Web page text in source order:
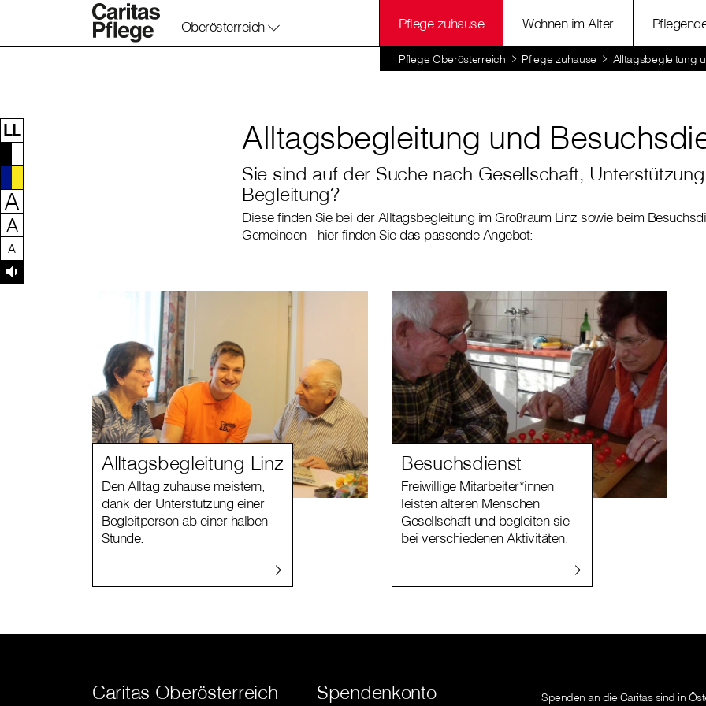
Zum Inhalt dieser Seite
Zur Navigation
Zum Footer dieser Seite
Oberösterreich Pflege zuhause Wohnen im Alter
Pflege Oberösterreich Pflege zuhause Alltagsbegleitung
LL
A
A
A
Alltagsbegleitung und
Sie sind auf der Suche nach Gesellschaft,
Begleitung?
Diese finden Sie bei der Alltagsbegleitung im Großraum Linz sowie beim
Gemeinden - hier finden Sie das passende Angebot:
Alltagsbegleitung Linz
Den Alltag zuhause meistern,
dank der Unterstützung einer
Begleitperson ab einer halben
Stunde.
Besuchsdienst
Freiwillige Mitarbeiter*innen
leisten älteren Menschen
Gesellschaft und begleiten sie
bei verschiedenen Aktivitäten.
Caritas Oberösterreich Spendenkonto
Spenden an die Caritas sind in